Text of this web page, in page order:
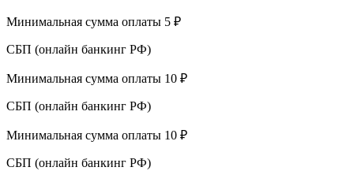
Минимальная сумма оплаты 5 ₽
СБП (онлайн банкинг РФ)
Минимальная сумма оплаты 10 ₽
СБП (онлайн банкинг РФ)
Минимальная сумма оплаты 10 ₽
СБП (онлайн банкинг РФ)